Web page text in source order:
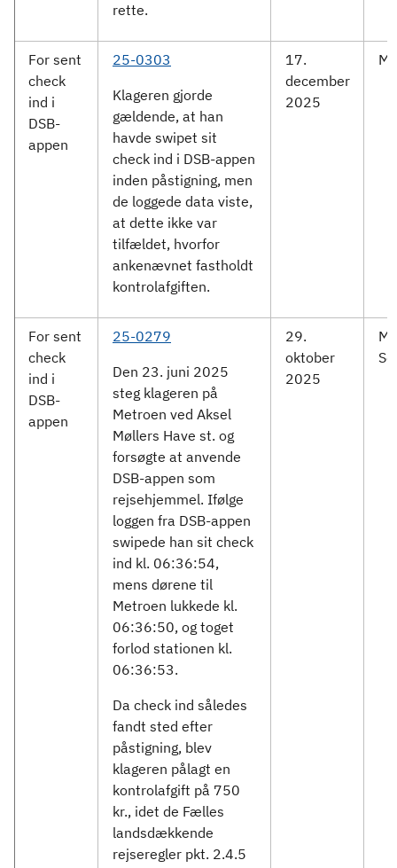
rette.
For sent
check
ind i
DSB-
appen
25-0303
Klageren gjorde
gældende, at han
havde swipet sit
check ind i DSB-appen
inden påstigning, men
de loggede data viste,
at dette ikke var
tilfældet, hvorfor
ankenævnet fastholdt
kontrolafgiften.
17.
december
2025
For sent
check
ind i
DSB-
appen
25-0279
Den 23. juni 2025
steg klageren på
Metroen ved Aksel
Møllers Have st. og
forsøgte at anvende
DSB-appen som
rejsehjemmel. Ifølge
loggen fra DSB-appen
swipede han sit check
ind kl. 06:36:54,
mens dørene til
Metroen lukkede kl.
06:36:50, og toget
forlod stationen kl.
06:36:53.
Da check ind således
fandt sted efter
påstigning, blev
klageren pålagt en
kontrolafgift på 750
kr., idet de Fælles
landsdækkende
rejseregler pkt. 2.4.5
29.
oktober
2025